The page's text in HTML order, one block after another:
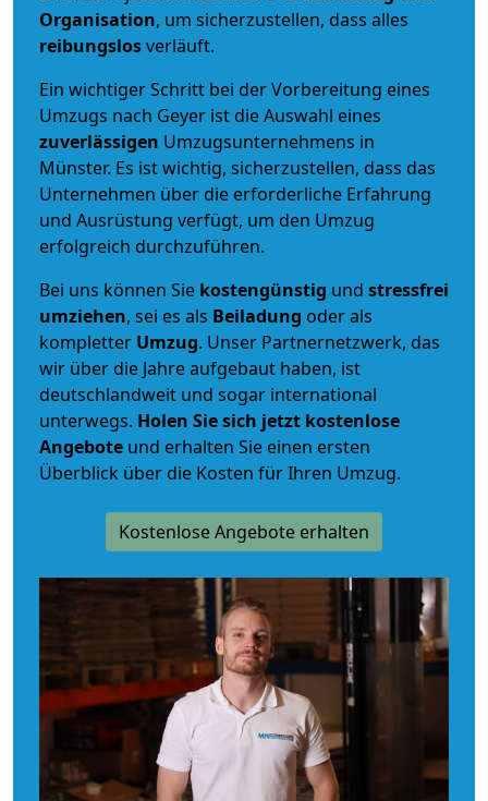
Organisation, um sicherzustellen, dass alles
reibungslosverläuft.
Ein wichtiger Schritt bei der Vorbereitung eines
Umzugs nach Geyer ist die Auswahl eines
zuverlässigen Umzugsunternehmens in
Münster. Es ist wichtig, sicherzustellen, dass das
Unternehmen über die erforderliche Erfahrung
und Ausrüstung verfügt, um den Umzug
erfolgreich durchzuführen.
Bei uns können Sie kostengünstig und stressfrei
umziehen, sei es als Beiladung oder als
kompletter Umzug. Unser Partnernetzwerk, das
wir über die Jahre aufgebaut haben, ist
deutschlandweit und sogar international
unterwegs. Holen Sie sich jetzt kostenlose
Angebote und erhalten Sie einen ersten
Überblick über die Kosten für Ihren Umzug.
Kostenlose Angebote erhalten